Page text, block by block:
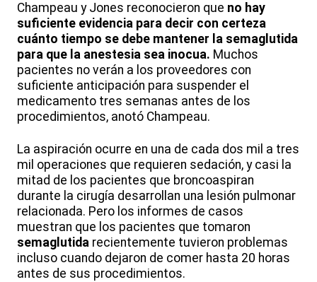
Champeau y Jones reconocieron que no hay
suficiente evidencia para decir con certeza
cuánto tiempo se debe mantener la semaglutida
para que la anestesia sea inocua. Muchos
pacientes no verán a los proveedores con
suficiente anticipación para suspender el
medicamento tres semanas antes de los
procedimientos, anotó Champeau.
La aspiración ocurre en una de cada dos mil a tres
mil operaciones que requieren sedación, y casi la
mitad de los pacientes que broncoaspiran
durante la cirugía desarrollan una lesión pulmonar
relacionada. Pero los informes de casos
muestran que los pacientes que tomaron
semaglutida recientemente tuvieron problemas
incluso cuando dejaron de comer hasta 20 horas
antes de sus procedimientos.